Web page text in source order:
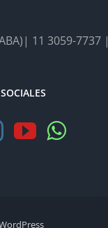
11 3059-